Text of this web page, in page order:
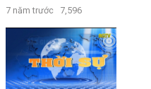
7 năm trước 7,596